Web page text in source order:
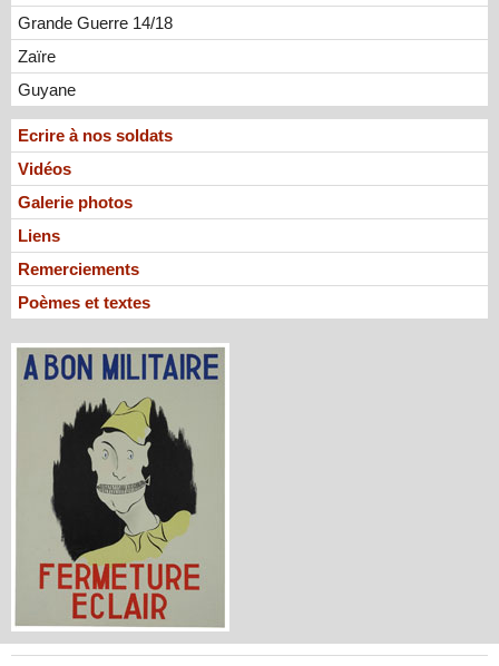
Grande Guerre 14/18
Zaïre
Guyane
Ecrire à nos soldats
Vidéos
Galerie photos
Liens
Remerciements
Poèmes et textes